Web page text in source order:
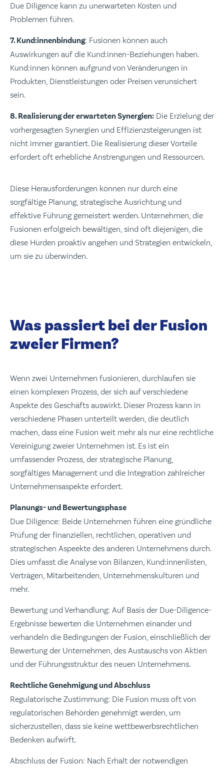
Due Diligence kann zu unerwarteten Kosten und
Problemen führen.
7. Kund:innenbindung: Fusionen können auch
Auswirkungen auf die Kund:innen-Beziehungen haben.
Kund:innen können aufgrund von Veränderungen in
Produkten, Dienstleistungen oder Preisen verunsichert
sein.
8. Realisierung der erwarteten Synergien: Die Erzielung der
vorhergesagten Synergien und Effizienzsteigerungen ist
nicht immer garantiert. Die Realisierung dieser Vorteile
erfordert oft erhebliche Anstrengungen und Ressourcen.
Diese Herausforderungen können nur durch eine
sorgfältige Planung, strategische Ausrichtung und
effektive Führung gemeistert werden. Unternehmen, die
Fusionen erfolgreich bewältigen, sind oft diejenigen, die
diese Hürden proaktiv angehen und Strategien entwickeln,
um sie zu überwinden.
Was passiert bei der Fusion
zweier Firmen?
Wenn zwei Unternehmen fusionieren, durchlaufen sie
einen komplexen Prozess, der sich auf verschiedene
Aspekte des Geschäfts auswirkt. Dieser Prozess kann in
verschiedene Phasen unterteilt werden, die deutlich
machen, dass eine Fusion weit mehr als nur eine rechtliche
Vereinigung zweier Unternehmen ist. Es ist ein
umfassender Prozess, der strategische Planung,
sorgfältiges Management und die Integration zahlreicher
Unternehmensaspekte erfordert.
Planungs- und Bewertungsphase
Due Diligence: Beide Unternehmen führen eine gründliche
Prüfung der finanziellen, rechtlichen, operativen und
strategischen Aspeekte des anderen Unternehmens durch.
Dies umfasst die Analyse von Bilanzen, Kund:innenlisten,
Verträgen, Mitarbeitenden, Unternehmenskulturen und
mehr.
Bewertung und Verhandlung: Auf Basis der Due-Diligence-
Ergebnisse bewerten die Unternehmen einander und
verhandeln die Bedingungen der Fusion, einschließlich der
Bewertung der Unternehmen, des Austauschs von Aktien
und der Führungsstruktur des neuen Unternehmens.
Rechtliche Genehmigung und Abschluss
Regulatorische Zustimmung: Die Fusion muss oft von
regulatorischen Behörden genehmigt werden, um
sicherzustellen, dass sie keine wettbewerbsrechtlichen
Bedenken aufwirft.
Abschluss der Fusion: Nach Erhalt der notwendigen